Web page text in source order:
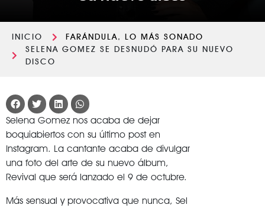
INICIO FARÁNDULA, LO MÁS SONADO
SELENA GOMEZ SE DESNUDÓ PARA SU NUEVO
DISCO
Selena Gomez nos acaba de dejar
boquiabiertos con su último post en
Instagram. La cantante acaba de divulgar
una foto del arte de su nuevo álbum,
Revival que será lanzado el 9 de octubre.
Más sensual y provocativa que nunca, Sel